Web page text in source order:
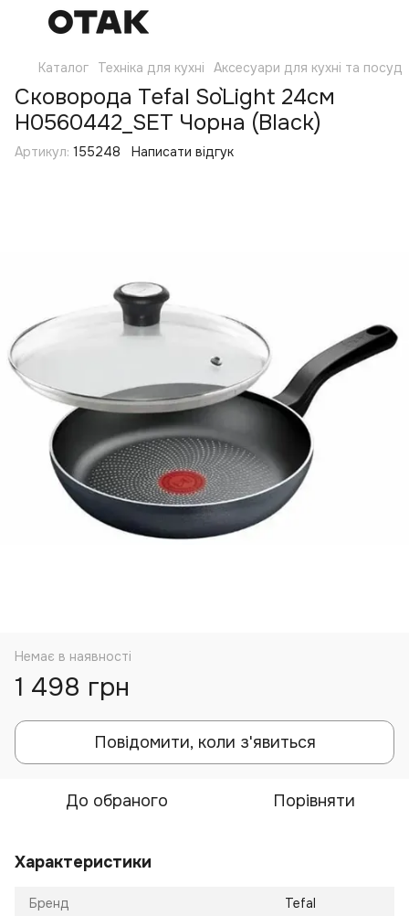
Каталог Техніка для кухні Аксесуари для кухні та посуд
Сковорода Tefal So`Light 24см
H0560442_SET Чорна (Black)
Артикул: 155248 Написати відгук
Немає в наявності
1 498 грн
Повідомити, коли з'явиться
До обраного Порівняти
Характеристики
Бренд Tefal